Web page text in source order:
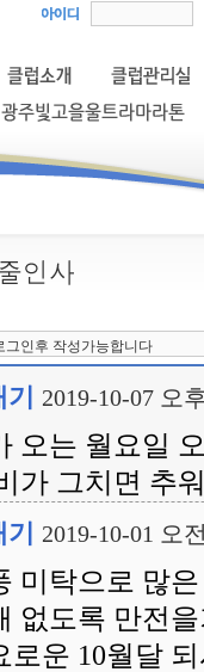
2019-10-07 오
오는 월요일
가 그치면 추
2019-10-01 오
미탁으로 많
없도록 만전
로운 10월달